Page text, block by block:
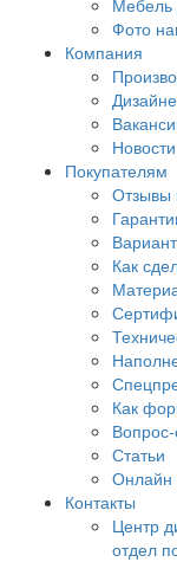
Мебель
Фото
Компания
Новости
Покупателям
Отзывы
Как
Как
Вопрос-
Статьи
Онлайн
Контакты
Центр
отдел